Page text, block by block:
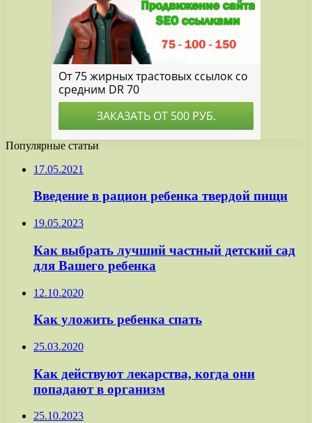
Популярные статьи
17.05.2021
Введение в рацион ребенка твердой пищи
19.05.2023
Как выбрать лучший частный детский сад
для Вашего ребенка
12.10.2020
Как уложить ребенка спать
25.03.2020
Как действуют лекарства, когда они
попадают в организм
25.10.2023